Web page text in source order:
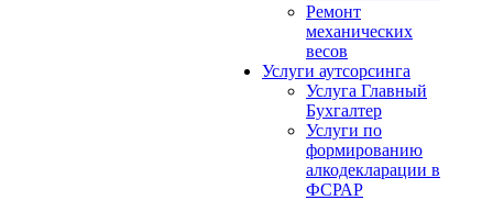
Ремонт
механических
весов
Услуги аутсорсинга
Услуга Главный
Бухгалтер
Услуги по
формированию
алкодекларации в
ФСРАР